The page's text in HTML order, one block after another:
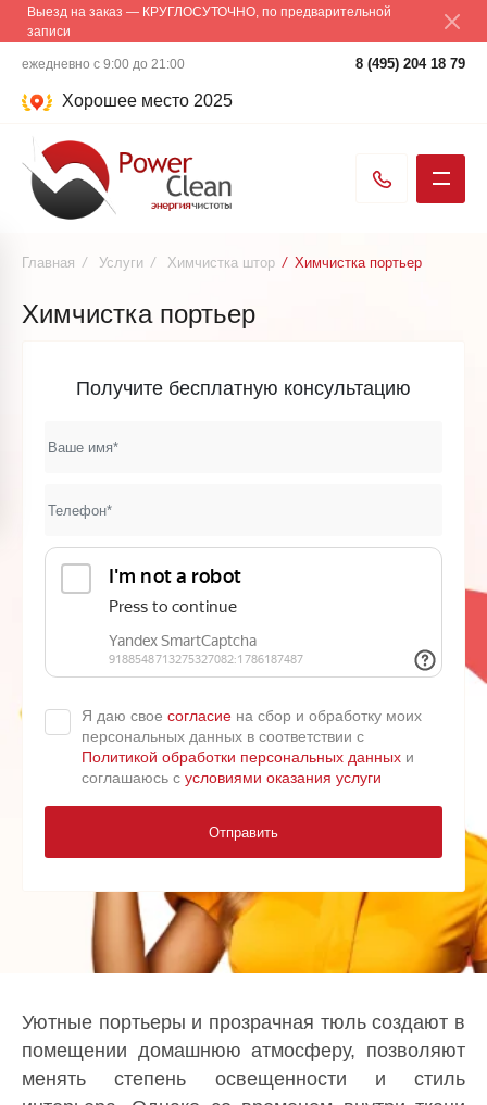
Выезд на заказ — КРУГЛОСУТОЧНО, по предварительной
записи
ежедневно с 9:00 до 21:00 8 (495) 204 18 79
Хорошее место 2025
Главная / Услуги / Химчистка штор / Химчистка портьер
Химчистка портьер
Получите бесплатную консультацию
Отправить
Я даю свое согласие на сбор и обработку моих
персональных данных в соответствии с
Политикой обработки персональных данных и
соглашаюсь с условиями оказания услуги
Уютные портьеры и прозрачная тюль создают в
помещении домашнюю атмосферу, позволяют
менять степень освещенности и стиль